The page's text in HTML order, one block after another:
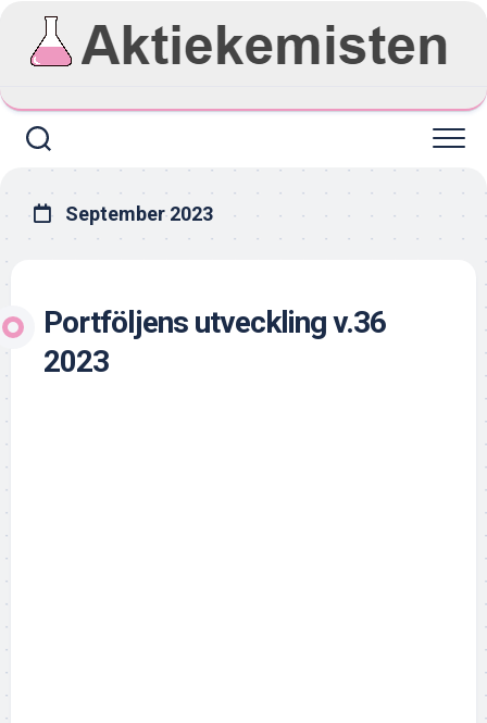
content
September 2023
Portföljens utveckling v.36
2023